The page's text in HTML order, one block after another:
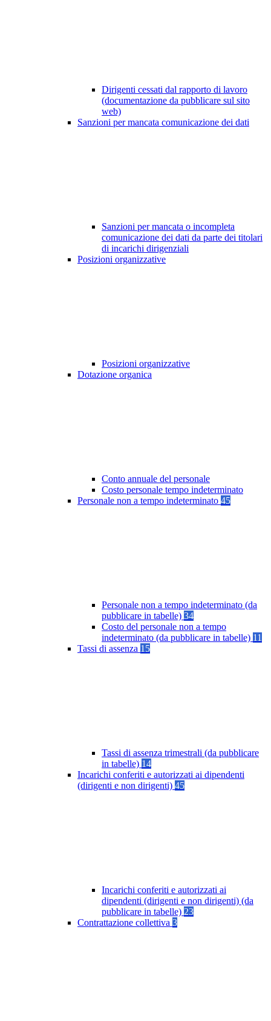
Dirigenti cessati dal rapporto di lavoro
(documentazione da pubblicare sul sito
web)
Sanzioni per mancata comunicazione dei dati
Sanzioni per mancata o incompleta
comunicazione dei dati da parte dei titolari
di incarichi dirigenziali
Posizioni organizzative
Posizioni organizzative
Dotazione organica
Conto annuale del personale
Costo personale tempo indeterminato
Personale non a tempo indeterminato 45
Personale non a tempo indeterminato (da
pubblicare in tabelle) 34
Costo del personale non a tempo
indeterminato (da pubblicare in tabelle) 11
Tassi di assenza 15
Tassi di assenza trimestrali (da pubblicare
in tabelle) 14
Incarichi conferiti e autorizzati ai dipendenti
(dirigenti e non dirigenti) 45
Incarichi conferiti e autorizzati ai
dipendenti (dirigenti e non dirigenti) (da
pubblicare in tabelle) 23
Contrattazione collettiva 3